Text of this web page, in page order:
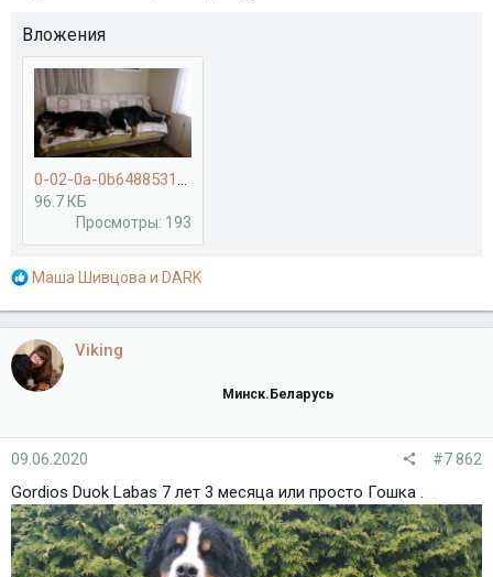
Вложения
96.7 КБ
Просмотры: 193
Р
а
к
ц
и
Маша Шивцова и DARK
Viking
Минск.Беларусь
09.06.2020 #7 862
Gordios Duok Labas 7 лет 3 месяца или просто Гошка .